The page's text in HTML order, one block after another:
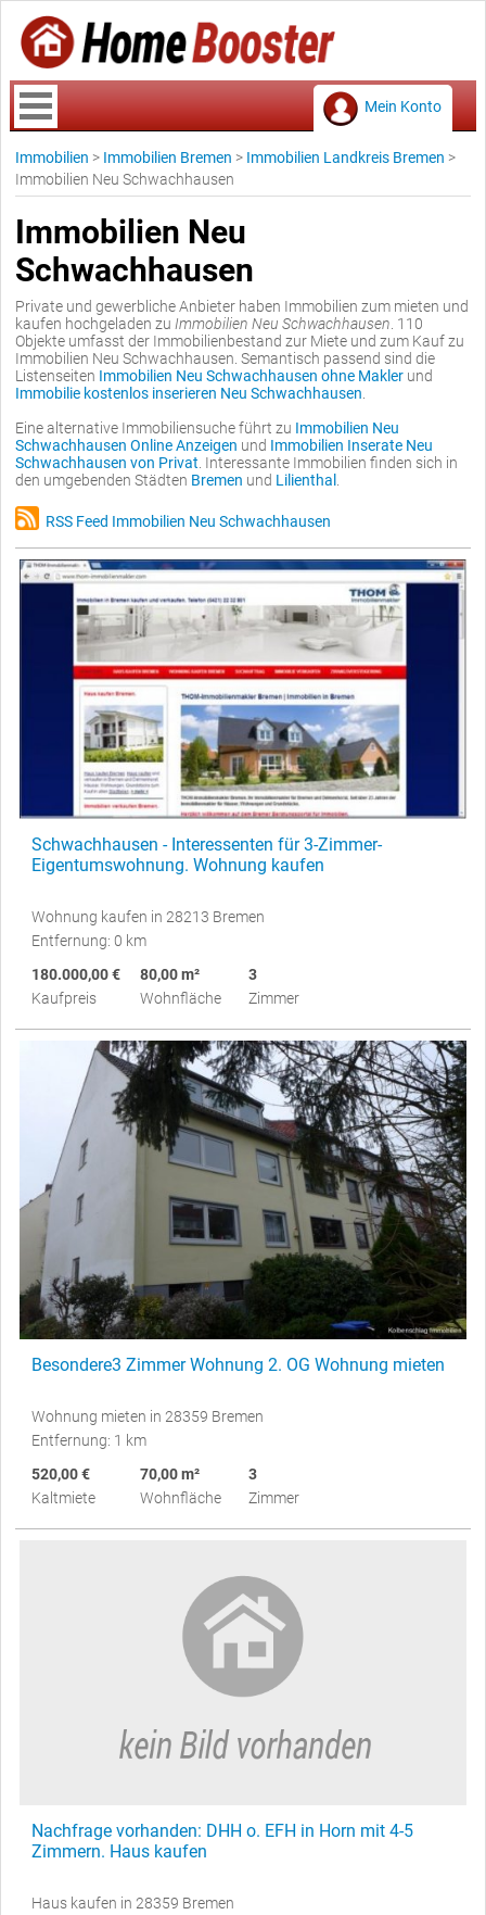
Mein Konto
Immobilien > Immobilien Bremen > Immobilien Landkreis Bremen >
Immobilien Neu Schwachhausen
Immobilien Neu
Schwachhausen
Private und gewerbliche Anbieter haben Immobilien zum mieten und
kaufen hochgeladen zu Immobilien Neu Schwachhausen . 110
Objekte umfasst der Immobilienbestand zur Miete und zum Kauf zu
Immobilien Neu Schwachhausen. Semantisch passend sind die
Listenseiten Immobilien Neu Schwachhausen ohne Makler und
Immobilie kostenlos inserieren Neu Schwachhausen
Eine alternative Immobiliensuche führt zu Immobilien Neu
Schwachhausen Online Anzeigen und Immobilien Inserate Neu
Schwachhausen von Privat . Interessante Immobilien finden sich in
den umgebenden Städten Bremen und Lilienthal
RSS Feed Immobilien Neu Schwachhausen
Schwachhausen - Interessenten für 3-Zimmer-
Eigentumswohnung. Wohnung kaufen
Wohnung kaufen in 28213 Bremen
Entfernung: 0 km
180.000,00 €
Kaufpreis
80,00 m²
Wohnfläche
3
Zimmer
Besondere3 Zimmer Wohnung 2. OG Wohnung mieten
Wohnung mieten in 28359 Bremen
Entfernung: 1 km
520,00 €
Kaltmiete
70,00 m²
Wohnfläche
3
Zimmer
Nachfrage vorhanden: DHH o. EFH in Horn mit 4-5
Zimmern. Haus kaufen
Haus kaufen in 28359 Bremen